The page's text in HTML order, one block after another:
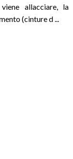
allacciare, la
(cinture d ...